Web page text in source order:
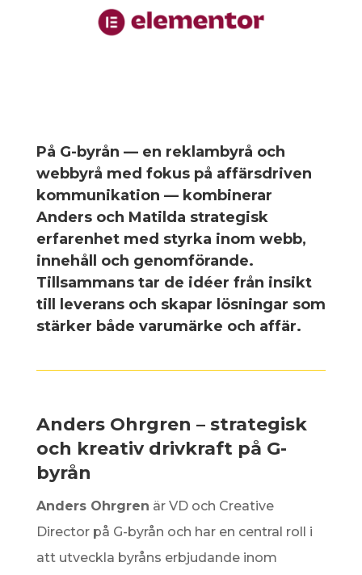
På G-byrån — en reklambyrå och
webbyrå med fokus på affärsdriven
kommunikation — kombinerar
Anders och Matilda strategisk
erfarenhet med styrka inom webb,
innehåll och genomförande.
Tillsammans tar de idéer från insikt
till leverans och skapar lösningar som
stärker både varumärke och affär.
Anders Ohrgren – strategisk
och kreativ drivkraft på G-
byrån
Anders Ohrgren är VD och Creative
Director på G-byrån och har en central roll i
att utveckla byråns erbjudande inom